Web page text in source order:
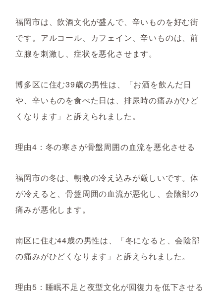
福岡市は、飲酒文化が盛んで、辛いものを好む街
です。アルコール、カフェイン、辛いものは、前
立腺を刺激し、症状を悪化させます。
博多区に住む39歳の男性は、「お酒を飲んだ日
や、辛いものを食べた日は、排尿時の痛みがひど
くなります」と訴えられました。
理由4：冬の寒さが骨盤周囲の血流を悪化させる
福岡市の冬は、朝晩の冷え込みが厳しいです。体
が冷えると、骨盤周囲の血流が悪化し、会陰部の
痛みが悪化します。
南区に住む44歳の男性は、「冬になると、会陰部
の痛みがひどくなります」と訴えられました。
理由5：睡眠不足と夜型文化が回復力を低下させる